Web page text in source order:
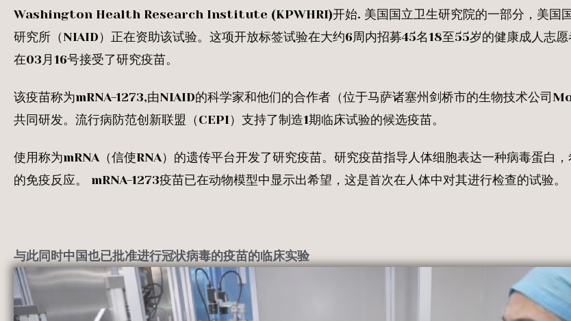
Washington Health Research Institute (KPWHRI)开始. 美国国立卫生研究院的一部分，美国国
研究所（NIAID）正在资助该试验。这项开放标签试验在大约6周内招募45名18至55岁的健康成人志
在03月16号接受了研究疫苗。
该疫苗称为mRNA-1273,由NIAID的科学家和他们的合作者（位于马萨诸塞州剑桥市的生物技术公司
共同研发。流行病防范创新联盟（CEPI）支持了制造1期临床试验的候选疫苗。
使用称为mRNA（信使RNA）的遗传平台开发了研究疫苗。研究疫苗指导人体细胞表达一种病毒蛋白
的免疫反应。 mRNA-1273疫苗已在动物模型中显示出希望，这是首次在人体中对其进行检查的试验。
与此同时中国也已批准进行冠状病毒的疫苗的临床实验